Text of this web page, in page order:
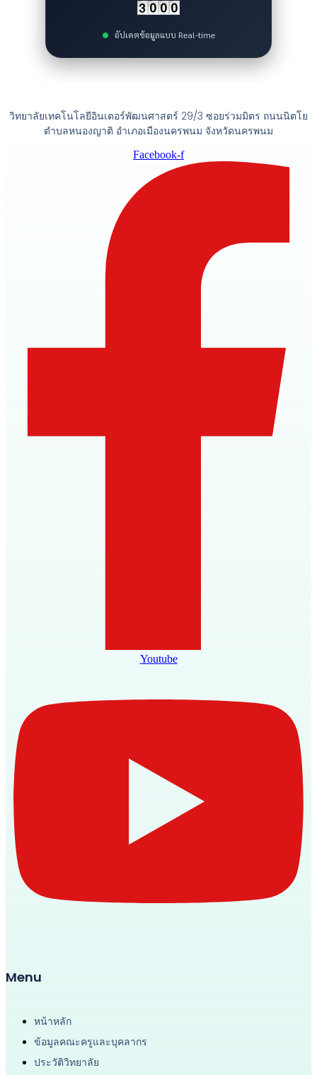
อัปเดตข้อมูลแบบ Real-time
วิทยาลัยเทคโนโลยีอินเตอร์พัฒนศาสตร์ 29/3 ซอยร่วมมิตร ถนนนิตโย
ตำบลหนองญาติ อำเภอเมืองนครพนม จังหวัดนครพนม
Facebook-f
Youtube
Menu
หน้าหลัก
ข้อมูลคณะครูและบุคลากร
ประวัติวิทยาลัย